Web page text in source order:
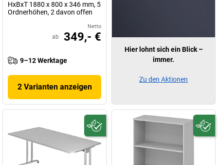
HxBxT 1880 x 800 x 346 mm, 5
Ordnerhöhen, 2 davon offen
Netto
ab 349,- €
9–12 Werktage
2 Varianten anzeigen
Hier lohnt sich ein Blick –
immer.
Zu den Aktionen